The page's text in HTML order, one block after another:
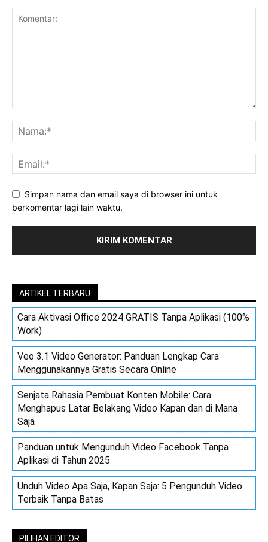
Simpan nama dan email saya di browser ini untuk
berkomentar lagi lain waktu.
ARTIKEL TERBARU
Cara Aktivasi Office 2024 GRATIS Tanpa Aplikasi (100%
Work)
Veo 3.1 Video Generator: Panduan Lengkap Cara
Menggunakannya Gratis Secara Online
Senjata Rahasia Pembuat Konten Mobile: Cara
Menghapus Latar Belakang Video Kapan dan di Mana
Saja
Panduan untuk Mengunduh Video Facebook Tanpa
Aplikasi di Tahun 2025
Unduh Video Apa Saja, Kapan Saja: 5 Pengunduh Video
Terbaik Tanpa Batas
PILIHAN EDITOR